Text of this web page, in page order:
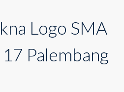
Logo SMA
Palembang